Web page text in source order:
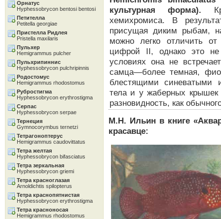
культурная форма).
хемихромиса. В
присущая диким рыбам,
можно легко отличить
цифрой II, однако это не
условиях она не
самца—более темная,
блестящими синеватыми
тела и у жаберных крышек
разновидность, как
М.Н. Ильин в книге
красавце:
Орнатус
Hyphessobrycon bentosi bentosi
Петителла
Petitella georgiae
Пристелла Ридлея
Pristella maxilaris
Пульхер
Hemigrammus pulcher
Пульхрипиннис
Hyphessobrycon pulchripinnis
Родостомус
Hemigrammus rhodostomus
Рубростигма
Hyphessobrycon erythrostigma
Серпас
Hyphessobrycon serpae
Тернеция
Gymnocorymbus ternetzi
Тетрагоноптерус
Hemigrammus caudovittatus
Тетра желтая
Hyphessobrycon bifasciatus
Тетра зеркальная
Hyphessobrycon griemi
Тетра красноглазая
Arnoldichtis spilopterus
Тетра краснопятнистая
Hyphessobrycon erythrostigma
Тетра красноносая
Hemigrammus rhodostomus